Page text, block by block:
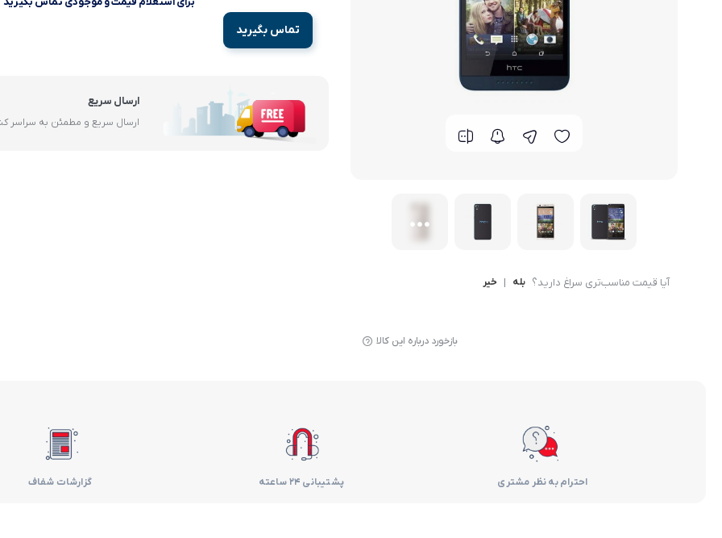
گوشی موتورولا
گوشی نوکیا
گوشی وان پلاس
گوشی اچ تی سی
گوشی کاترپیلار
آرام پز
توستر
گوشتکوب برقی
آیا قیمت مناسب‌تری سراغ دارید؟ بله | خیر
بازخورد درباره این کالا
تماس بگیرید
ارسال سریع
ارسال سریع و مطمئن به سراسر
احترام به نظر مشتری پشتیبانی 24 ساعته گزارشات شفاف